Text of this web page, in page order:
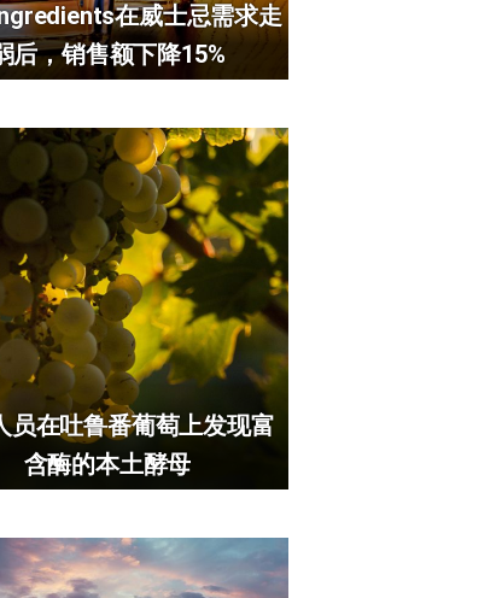
在威士忌需求走
后，销售额下降15%
员在吐鲁番葡萄上发现富
含酶的本土酵母